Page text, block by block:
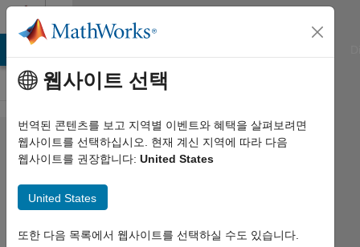
콘텐츠로 바로 가기
Problem
47033.
Real
Payam
웹사이트 선택
번역된 콘텐츠를 보고 지역별 이벤트와 혜택을 살펴보려면
웹사이트를 선택하십시오. 현재 계신 지역에 따라 다음
웹사이트를 권장합니다: United States
United States
또한 다음 목록에서 웹사이트를 선택하실 수도 있습니다.